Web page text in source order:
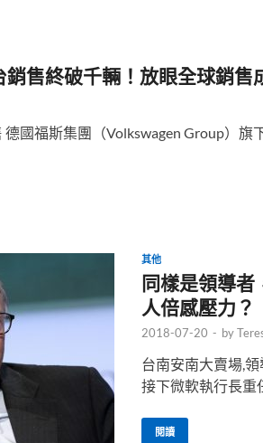
銷售終破千輛！放眼全球銷售
國福斯集團（Volkswagen Group）旗
其他
同樣是領導者
人倍感壓力？
2018-07-20 - by
台南安南大賣場,
接下微軟執行長重
閱讀